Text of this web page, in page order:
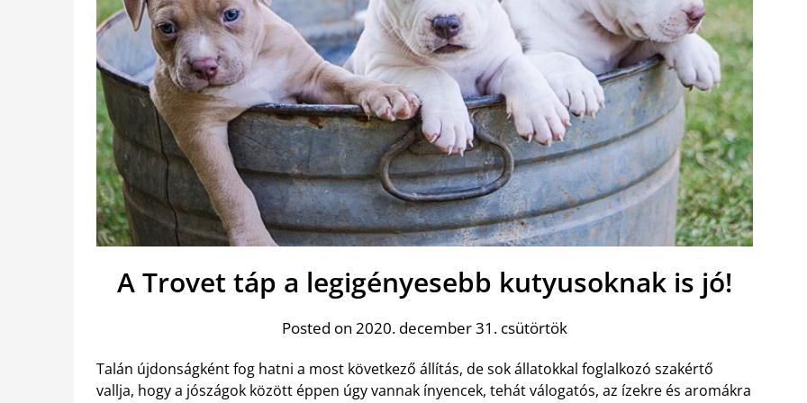
A Trovet táp a legigényesebb kutyusoknak is jó!
Posted on 2020. december 31. csütörtök
Talán újdonságként fog hatni a most következő állítás, de sok állatokkal foglalkozó szakértő
vallja, hogy a jószágok között éppen úgy vannak ínyencek, tehát válogatós, az ízekre és aromákra